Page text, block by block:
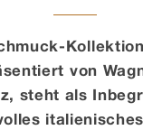
von
steht als